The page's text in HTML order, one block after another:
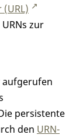
zur
aufgerufen
persistente
den URN-